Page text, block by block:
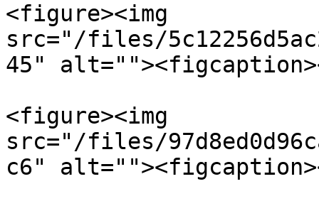
<figure><img
src="/files/
45"
<figure><img
src="/files/
c6"